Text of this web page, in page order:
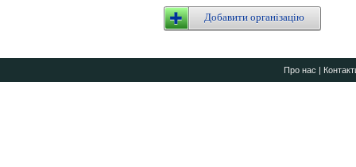
Добавити організацію
Про нас |